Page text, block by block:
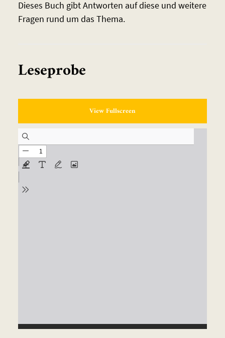
Dieses Buch gibt Antworten auf diese und weitere
Fragen rund um das Thema.
Leseprobe
View Fullscreen